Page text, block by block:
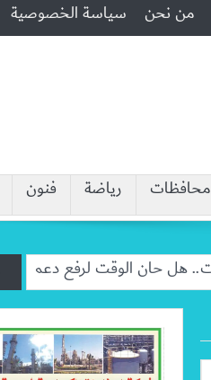
من نحن سياسة الخصوصية
محافظات رياضة
فنون